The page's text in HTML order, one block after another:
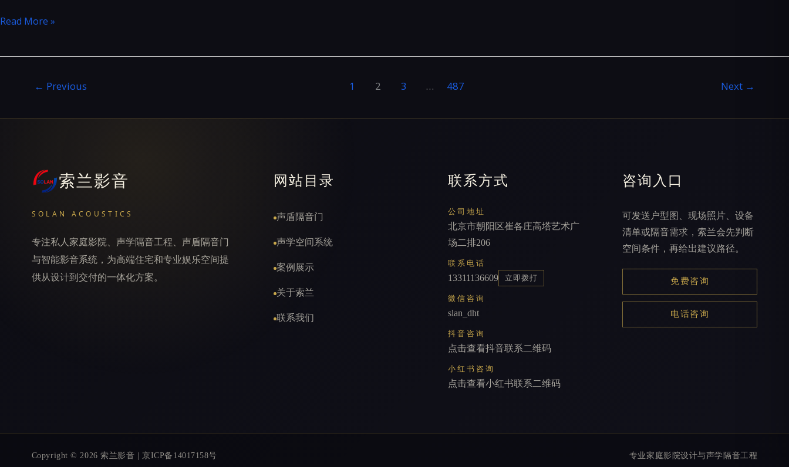
明
HT4550
源
Read More »
← Previous 1 2 3 … 487 Next →
索兰影音
SOLAN ACOUSTICS
专注私人家庭影院、声学隔音工程、声盾隔音门
与智能影音系统，为高端住宅和专业娱乐空间提
供从设计到交付的一体化方案。
网站目录
声盾隔音门
声学空间系统
案例展示
关于索兰
联系我们
联系方式
公司地址
北京市朝阳区崔各庄高塔艺术广
场二排206
联系电话
13311136609 立即拨打
微信咨询
slan_dht
抖音咨询
点击查看抖音联系二维码
小红书咨询
点击查看小红书联系二维码
咨询入口
可发送户型图、现场照片、设备
清单或隔音需求，索兰会先判断
空间条件，再给出建议路径。
免费咨询
电话咨询
Copyright © 2026 索兰影音 | 京ICP备14017158号 专业家庭影院设计与声学隔音工程